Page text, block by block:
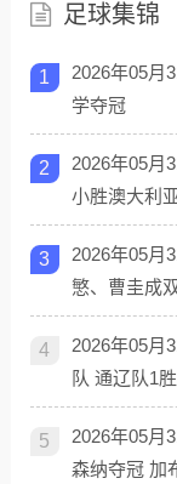
足球集锦
1
2026年05月
学夺冠
2
2026年05月
小胜澳大利
3
2026年05月
慜、曹圭成
4
2026年05月
队 通辽队1
5
2026年05月
森纳夺冠 加